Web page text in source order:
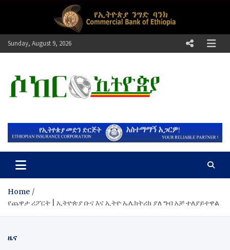
Sunday, August 9, 2026
ሶከር ኢትዮጵያ
Home
የጨዋታ ሪፖርት | ኢትዮጵያ ቡና እና ኢትዮ ኤሌክትሪክ ያለ ግብ አቻ ተለያይተዋል
ዜና